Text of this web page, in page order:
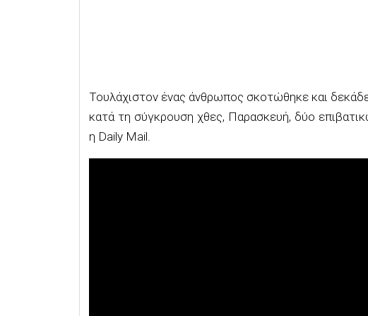
Τουλάχιστον ένας άνθρωπος σκοτώθηκε και
κατά τη σύγκρουση χθες, Παρασκευή, δύο
η Daily Mail.